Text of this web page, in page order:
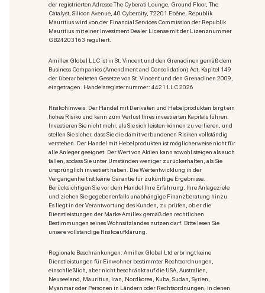
der registrierten Adresse The Cyberati Lounge, Ground Floor, The
Catalyst, Silicon Avenue, 40 Cybercity, 72201 Ebène, Republik
Mauritius wird von der Financial Services Commission der Republik
Mauritius mit einer Investment Dealer License mit der Lizenznummer
GB24203163 reguliert.
Amillex Global LLC ist in St. Vincent und den Grenadinen gemäß dem
Business Companies (Amendment and Consolidation) Act, Kapitel 149
der überarbeiteten Gesetze von St. Vincent und den Grenadinen 2009,
eingetragen. Handelsregisternummer: 4421 LLC 2026
Risikohinweis: Der Handel mit Derivaten und Hebelprodukten birgt ein
hohes Risiko und kann zum Verlust Ihres investierten Kapitals führen.
Investieren Sie nicht mehr, als Sie sich leisten können zu verlieren, und
stellen Sie sicher, dass Sie die damit verbundenen Risiken vollständig
verstehen. Der Handel mit Hebelprodukten ist möglicherweise nicht für
alle Anleger geeignet. Der Wert von Aktien kann sowohl steigen als auch
fallen, sodass Sie unter Umständen weniger zurückerhalten, als Sie
ursprünglich investiert haben. Die Wertentwicklung in der
Vergangenheit ist keine Garantie für zukünftige Ergebnisse.
Berücksichtigen Sie vor dem Handel Ihre Erfahrung, Ihre Anlageziele
und ziehen Sie gegebenenfalls unabhängige Finanzberatung hinzu.
Es liegt in der Verantwortung des Kunden, zu prüfen, ob er die
Dienstleistungen der Marke Amillex gemäß den rechtlichen
Bestimmungen seines Wohnsitzlandes nutzen darf. Bitte lesen Sie
unsere vollständige Risikoaufklärung.
Regionale Beschränkungen: Amillex Global Ltd erbringt keine
Dienstleistungen für Einwohner bestimmter Rechtsordnungen,
einschließlich, aber nicht beschränkt auf die USA, Australien,
Neuseeland, Mauritius, Iran, Nordkorea, Kuba, Sudan, Syrien,
Myanmar oder Personen in Ländern oder Rechtsordnungen, in denen